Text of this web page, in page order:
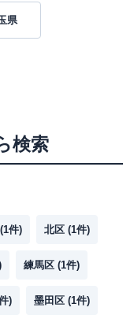
県
検索
(1件) 北区 (1件)
練馬区 (1件)
) 墨田区 (1件)